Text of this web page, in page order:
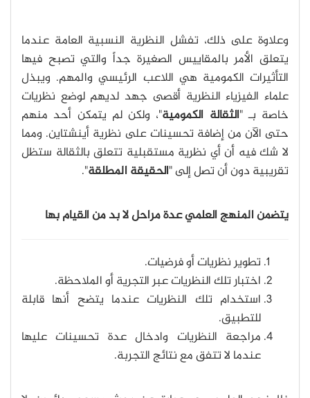
وعلاوة على ذلك، تفشل النظرية النسبية العامة عندما
يتعلق الأمر بالمقاييس الصغيرة جداً والتي تصبح فيها
التأثيرات الكمومية هي اللاعب الرئيسي والمهم. ويبذل
علماء الفيزياء النظرية أقصى جهد لديهم لوضع نظريات
خاصة بـ "الثقالة الكمومية"، ولكن لم يتمكن أحد منهم
حتى الآن من إضافة تحسينات على نظرية أينشتاين. ومما
لا شك فيه أن أي نظرية مستقبلية تتعلق بالثقالة ستظل
تقريبية دون أن تصل إلى "الحقيقة المطلقة".
يتضمن المنهج العلمي عدة مراحل لا بد من القيام بها
تطوير نظريات أو فرضيات.
اختبار تلك النظريات عبر التجرية أو الملاحظة.
استخدام تلك النظريات عندما يتضح أنها قابلة
للتطبيق.
مراجعة النظريات وادخال عدة تحسينات عليها
عندما لا تتفق مع نتائج التجربة.